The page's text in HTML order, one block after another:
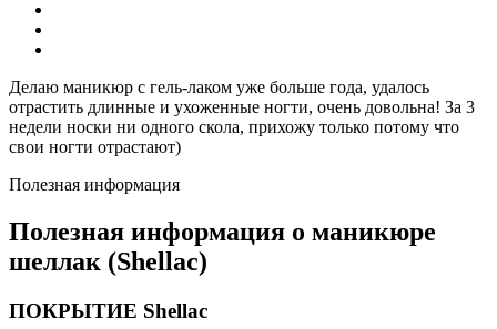
Делаю маникюр с гель-лаком уже больше года, удалось
отрастить длинные и ухоженные ногти, очень довольна! За 3
недели носки ни одного скола, прихожу только потому что
свои ногти отрастают)
Полезная информация
Полезная информация о маникюре
шеллак (Shellac)
ПОКРЫТИЕ Shellac